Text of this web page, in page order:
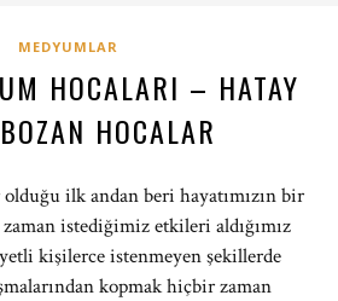
MEDYUMLAR
HOCALARI – HATAY
HOCALAR
ilk andan beri hayatımızın bir
istediğimiz etkileri aldığımız
kişilerce istenmeyen şekillerde
kopmak hiçbir zaman